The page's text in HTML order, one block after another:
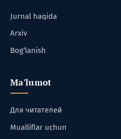
Jurnal haqida
Arxiv
Bog‘lanish
Ma'lumot
Для читателей
Mualliflar uchun